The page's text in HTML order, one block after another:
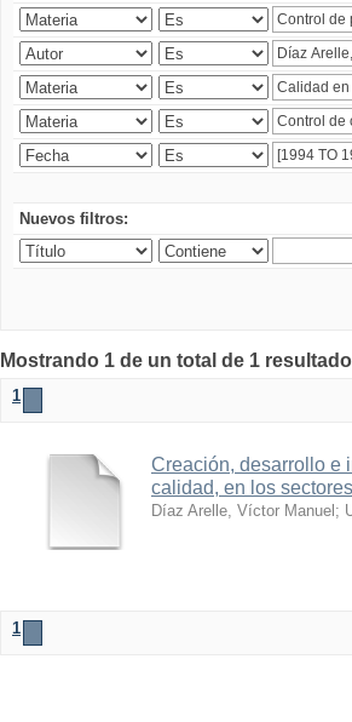
Nuevos filtros:
Mostrando 1 de un total de 1
1
Creación, desarrollo e
calidad, en los
Díaz Arelle, Víctor Manuel ;
1